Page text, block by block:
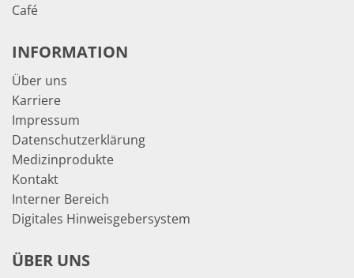
Café
INFORMATION
Über uns
Karriere
Impressum
Datenschutzerklärung
Medizinprodukte
Kontakt
Interner Bereich
Digitales Hinweisgebersystem
ÜBER UNS